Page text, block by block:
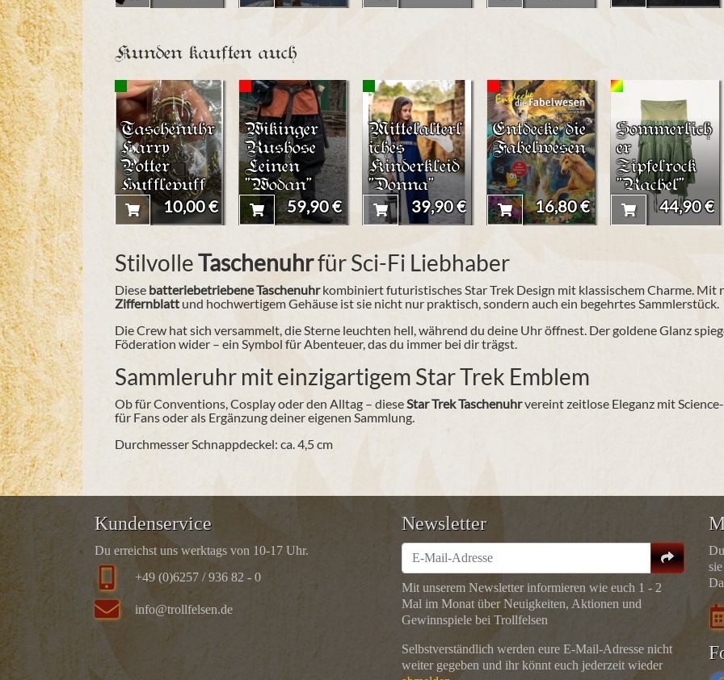
Kunden kauften auch
Taschenuhr
Harry
Potter
Hufflepuff
Wappen
(klein)
10,00 €
Wikinger
Rushose
Leinen
"Wodan"
59,90 €
Mittelalterl
iches
Kinderkleid
"Donna"
39,90 €
Entdecke die
Fabelwesen
16,80 €
Sommerlich
er
Zipfelrock
"Rachel"
44,90 €
StilvolleTaschenuhrfür Sci-Fi Liebhaber
Diese batteriebetriebene Taschenuhrkombiniert futuristisches Star Trek Design mit klassischem Charme. Mit
Ziffernblatt und hochwertigem Gehäuse ist sie nicht nur praktisch, sondern auch ein begehrtes Sammlerstück.
Die Crew hat sich versammelt, die Sterne leuchten hell, während du deine Uhr öffnest. Der goldene Glanz
Föderation wider – ein Symbol für Abenteuer, das du immer bei dir trägst.
Sammleruhr mit einzigartigem Star Trek Emblem
Ob für Conventions, Cosplay oder den Alltag – diese Star Trek Taschenuhrvereint zeitlose Eleganz mit
für Fans oder als Ergänzung deiner eigenen Sammlung.
Durchmesser Schnappdeckel: ca. 4,5 cm
Kundenservice
Du erreichst uns werktags von 10-17 Uhr.
+49 (0)6257 / 936 82 - 0
info@trollfelsen.de
Newsletter
Mit unserem Newsletter informieren wie euch 1 - 2
Mal im Monat über Neuigkeiten, Aktionen und
Gewinnspiele bei Trollfelsen
Selbstverständlich werden eure E-Mail-Adresse nicht
weiter gegeben und ihr könnt euch jederzeit wieder